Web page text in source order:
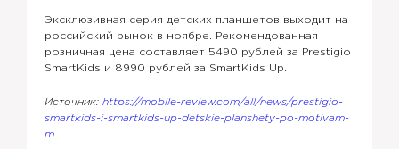
Эксклюзивная серия детских планшетов выходит на
российский рынок в ноябре. Рекомендованная
розничная цена составляет 5490 рублей за Prestigio
SmartKids и 8990 рублей за SmartKids Up.
Источник: https://mobile-review.com/all/news/prestigio-
smartkids-i-smartkids-up-detskie-planshety-po-motivam-
m...